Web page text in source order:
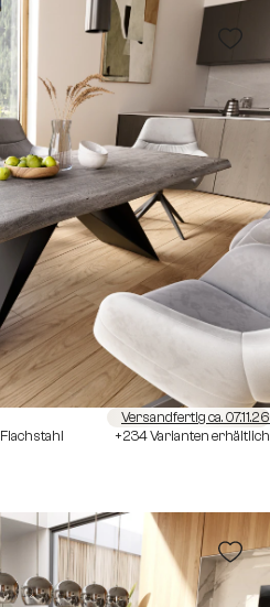
Versandfertig ca. 07.11.26
+234 Varianten erhältlich